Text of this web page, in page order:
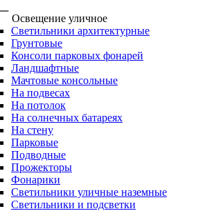
Освещение уличное
Светильники архитектурные
Грунтовые
Консоли парковых фонарей
Ландшафтные
Мачтовые консольные
На подвесах
На потолок
На солнечных батареях
На стену
Парковые
Подводные
Прожекторы
Фонарики
Светильники уличные наземные
Светильники и подсветки